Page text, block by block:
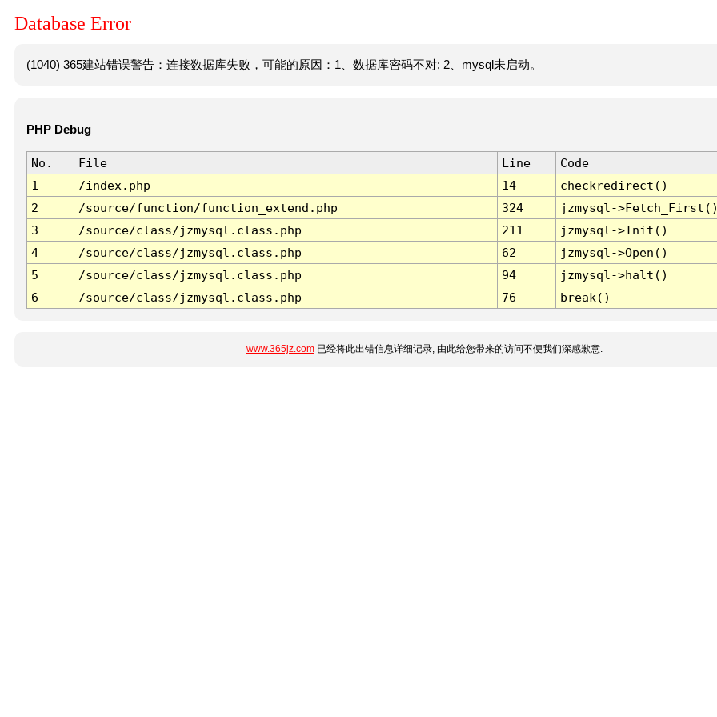
Database Error
(1040) 365建站错误警告：连接数据库失败，可能的原因：1、数据库密码不对; 2、mysql未启动。
PHP Debug
No. File Line
Code
1
/index.php 14
checkredirect()
2
/source/function/function_extend.php 324
jzmysql-
3
/source/class/jzmysql.class.php 211
jzmysql->Init()
4
/source/class/jzmysql.class.php 62
jzmysql->Open()
5
/source/class/jzmysql.class.php 94
jzmysql->halt()
6
/source/class/jzmysql.class.php 76 break()
www.365jz.com已经将此出错信息详细记录, 由此给您带来的访问不便我们深感歉意.